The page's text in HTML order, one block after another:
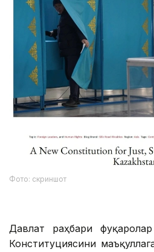
Фото: скриншот
Давлат раҳбари фуқаролар
Конституциясини